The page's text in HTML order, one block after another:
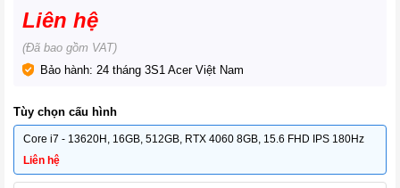
Liên hệ
(Đã bao gồm VAT)
Bảo hành: 24 tháng 3S1 Acer Việt Nam
Tùy chọn cấu hình
Core i7 - 13620H, 16GB, 512GB, RTX 4060 8GB, 15.6 FHD IPS 180Hz
Liên hệ